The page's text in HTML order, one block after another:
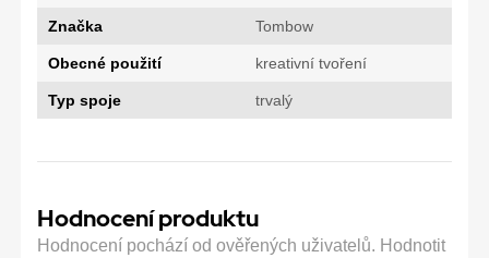
Značka Tombow
Obecné použití kreativní tvoření
Typ spoje trvalý
Hodnocení produktu
Hodnocení pochází od ověřených uživatelů. Hodnotit